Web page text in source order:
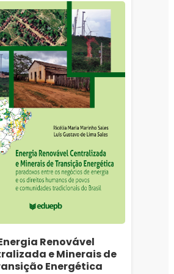
Renovável
e Minerais de
Energética